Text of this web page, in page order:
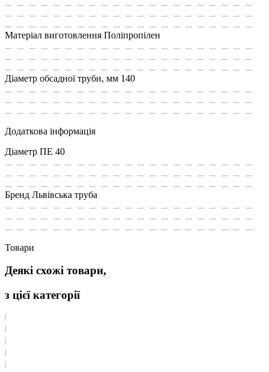
Матеріал виготовлення Поліпропілен
Діаметр обсадної труби, мм 140
Додаткова інформація
Діаметр ПЕ 40
Бренд Львівська труба
Товари
Деякі схожі товари,
з цієї категорії